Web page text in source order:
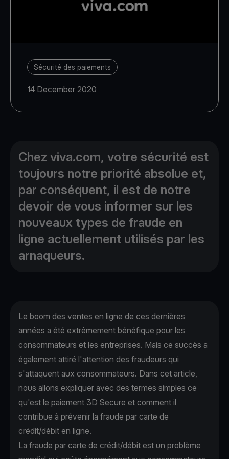
Sécurité des paiements
14 December 2020
Chez viva.com, votre sécurité est
toujours notre priorité absolue et,
par conséquent, il est de notre
devoir de vous informer sur les
nouveaux types de fraude en
ligne actuellement utilisés par les
arnaqueurs.
Le boom des ventes en ligne de ces dernières
années a été extrêmement bénéfique pour les
consommateurs et les entreprises. Mais ce succès a
également attiré l'attention des fraudeurs qui
s'attaquent aux consommateurs. Dans cet article,
nous allons expliquer avec des termes simples ce
qu'est le paiement 3D Secure et comment il
contribue à prévenir la fraude par carte de
crédit/débit en ligne.
La fraude par carte de crédit/débit est un problème